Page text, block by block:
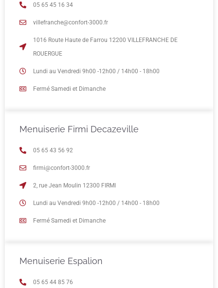
05 65 45 16 34
villefranche@confort-3000.fr
1016 Route Haute de Farrou 12200 VILLEFRANCHE DE
ROUERGUE
Lundi au Vendredi 9h00 -12h00 / 14h00 - 18h00
Fermé Samedi et Dimanche
Menuiserie Firmi Decazeville
05 65 43 56 92
firmi@confort-3000.fr
2, rue Jean Moulin 12300 FIRMI
Lundi au Vendredi 9h00 -12h00 / 14h00 - 18h00
Fermé Samedi et Dimanche
Menuiserie Espalion
05 65 44 85 76